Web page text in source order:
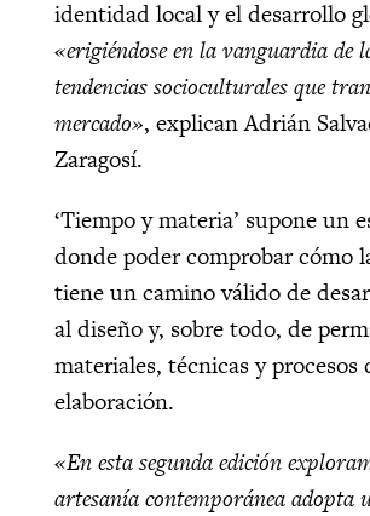
identidad local y el desarrollo
«erigiéndose en la vanguardia de
tendencias socioculturales que
mercado», explican Adrián
Zaragosí.
‘Tiempo y materia’ supone un
donde poder comprobar cómo
tiene un camino válido de
al diseño y, sobre todo, de
materiales, técnicas y procesos
elaboración.
«En esta segunda edición
artesanía contemporánea adopta